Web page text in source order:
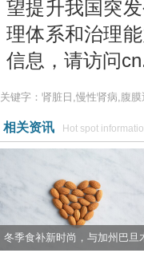
望提升我国突
理体系和治理
信息，请访问
关键字：肾脏日,慢性肾病,腹膜
相关资讯 Hot spot
冬季食补新时尚，与加州巴旦